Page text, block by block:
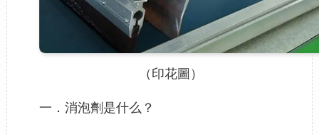
（印花圖）
一．消泡劑是什么？